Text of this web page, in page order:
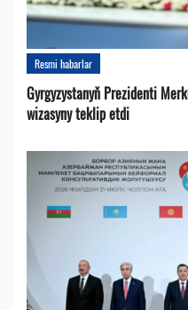
Resmi habarlar
Gyrgyzystanyň Prezidenti
wizasyny teklip etdi